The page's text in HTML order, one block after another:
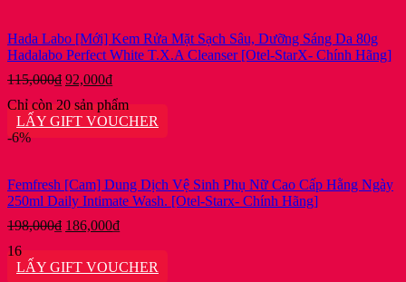
Hada Labo [Mới] Kem Rửa Mặt Sạch Sâu, Dưỡng Sáng Da 80g
Hadalabo Perfect White T.X.A Cleanser [Otel-StarX- Chính Hãng]
115,000₫ Giá
là:
115,000₫.
92,000₫Giá
hiện
tại
là:
Chỉ còn 20 sản phẩm
LẤY GIFT VOUCHER
-6%
Femfresh [Cam] Dung Dịch Vệ Sinh Phụ Nữ Cao Cấp Hằng Ngày
250ml Daily Intimate Wash. [Otel-Starx- Chính Hãng]
198,000₫ Giá
198,000₫.
186,000₫Giá
là:
16
LẤY GIFT VOUCHER